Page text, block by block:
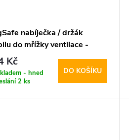
nabíječka / držák
do mřížky ventilace -
Protect, MM15W-V1
Kč
- hned
2 ks
DO KOŠÍKU